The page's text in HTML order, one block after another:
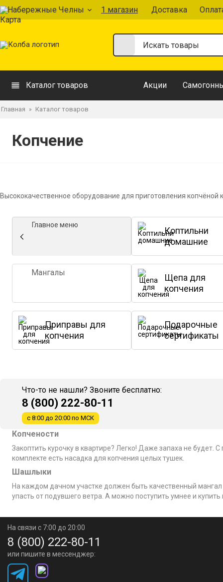
Набережные Челны 1 магазин Доставка
Каталог товаров Акции
Главная » Каталог товаров
Копчение
Высококачественное оборудование для приготовления
Главное меню
Коптильни
домашние
Мангалы
Щепа для
копчения
Приправы для
копчения
Подарочные
сертификаты
Что-то не нашли? Звоните бесплатно:
8 (800) 222-80-11
с 8:00 до 20:00 по МСК
Копчености
Закоптить курочку в квартире? Легко! Даже запаха не
комплекте есть насадка для копчения целых тушек.
Шашлыки
На каждом дачном участке должен быть качественный
упасть от подувшего ветра. А можно поступить умнее и
На связи с 7:00 до 20:00
8 (800) 222-80-11
или пишите в мессенджер: